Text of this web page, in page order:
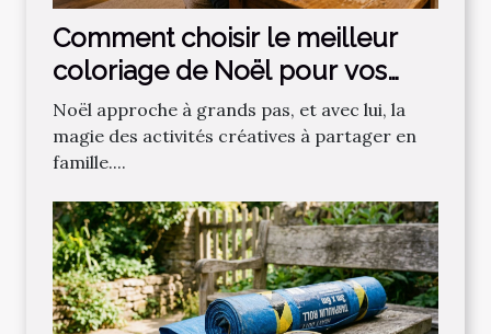
Comment choisir le meilleur
coloriage de Noël pour vos
enfants ?
Noël approche à grands pas, et avec lui, la
magie des activités créatives à partager en
famille....